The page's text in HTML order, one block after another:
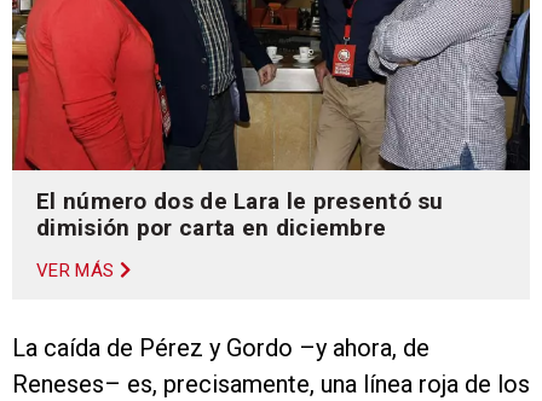
El número dos de Lara le presentó su
dimisión por carta en diciembre
VER MÁS
La caída de Pérez y Gordo –y ahora, de
Reneses– es, precisamente, una línea roja de los